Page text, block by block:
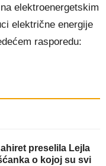
elektroenergetskim
električne energije
rasporedu:
preselila Lejla
o kojoj su svi